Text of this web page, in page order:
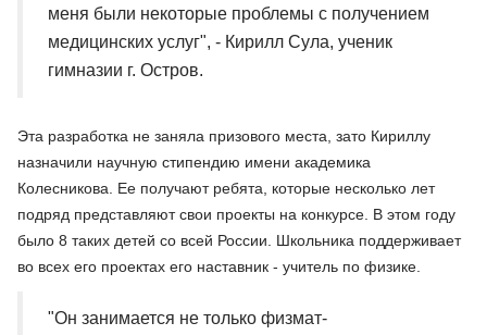
меня были некоторые проблемы с получением
медицинских услуг", - Кирилл Сула, ученик
гимназии г. Остров.
Эта разработка не заняла призового места, зато Кириллу
назначили научную стипендию имени академика
Колесникова. Ее получают ребята, которые несколько лет
подряд представляют свои проекты на конкурсе. В этом году
было 8 таких детей со всей России. Школьника поддерживает
во всех его проектах его наставник - учитель по физике.
"Он занимается не только физмат-